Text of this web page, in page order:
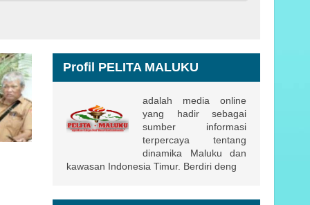
Profil PELITA MALUKU
adalah media online
yang hadir sebagai
sumber informasi
terpercaya tentang
dinamika Maluku dan
kawasan Indonesia Timur. Berdiri deng